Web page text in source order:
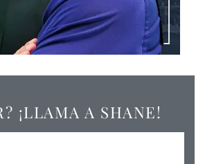
¡LLAMA A SHANE!